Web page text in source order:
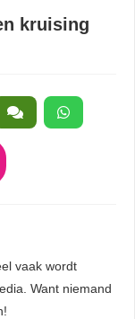
kruising
vaak wordt
Want niemand